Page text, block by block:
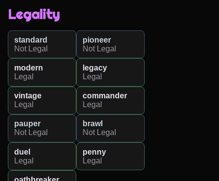
Legality
standard
Not Legal
pioneer
Not Legal
modern
Legal
legacy
Legal
vintage
Legal
commander
Legal
pauper
Not Legal
brawl
Not Legal
duel
Legal
penny
Legal